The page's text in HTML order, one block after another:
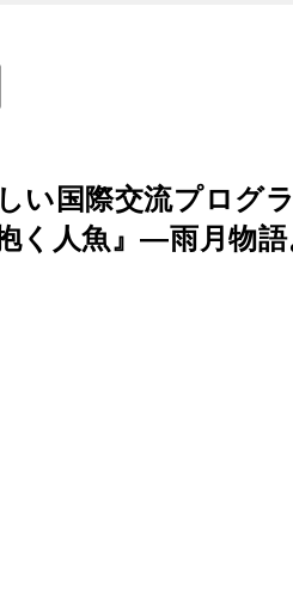
い国際交流プログ
抱く人魚』―雨月物